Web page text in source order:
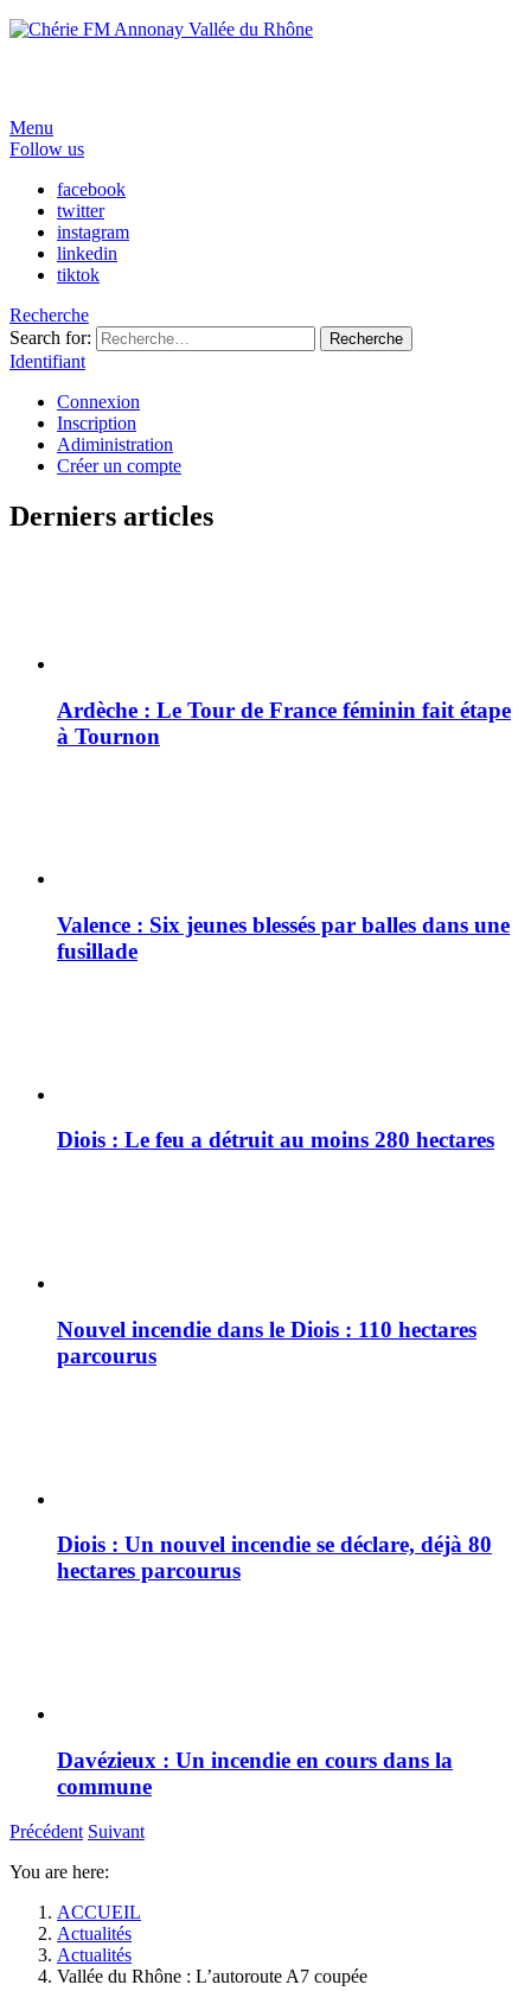
Menu
Follow us
facebook
twitter
instagram
linkedin
tiktok
Recherche
Search for:
Recherche
Identifiant
Connexion
Inscription
Adiministration
Créer un compte
Derniers articles
Ardèche : Le Tour de France féminin fait étape
à Tournon
Valence : Six jeunes blessés par balles dans une
fusillade
Diois : Le feu a détruit au moins 280 hectares
Nouvel incendie dans le Diois : 110 hectares
parcourus
Diois : Un nouvel incendie se déclare, déjà 80
hectares parcourus
Davézieux : Un incendie en cours dans la
commune
Précédent Suivant
You are here:
ACCUEIL
Actualités
Actualités
Vallée du Rhône : L’autoroute A7 coupée